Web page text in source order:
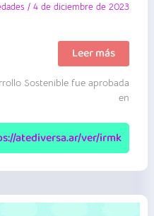
/4 de diciembre de 2023
Agenda
2030
ODS
(en
|
Argentina
|
2019
Leer más
Sostenible fue aprobada
en
atediversa.ar/ver/irmk